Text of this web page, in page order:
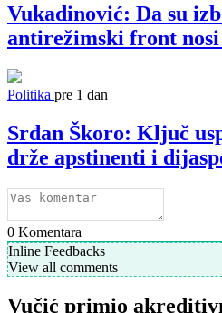
Vukadinović: Da su
antirežimski front nosi
Politika pre 1 dan
Srđan Škoro: Ključ
drže apstinenti i
0 Komentara
Inline Feedbacks
View all comments
Vučić primio